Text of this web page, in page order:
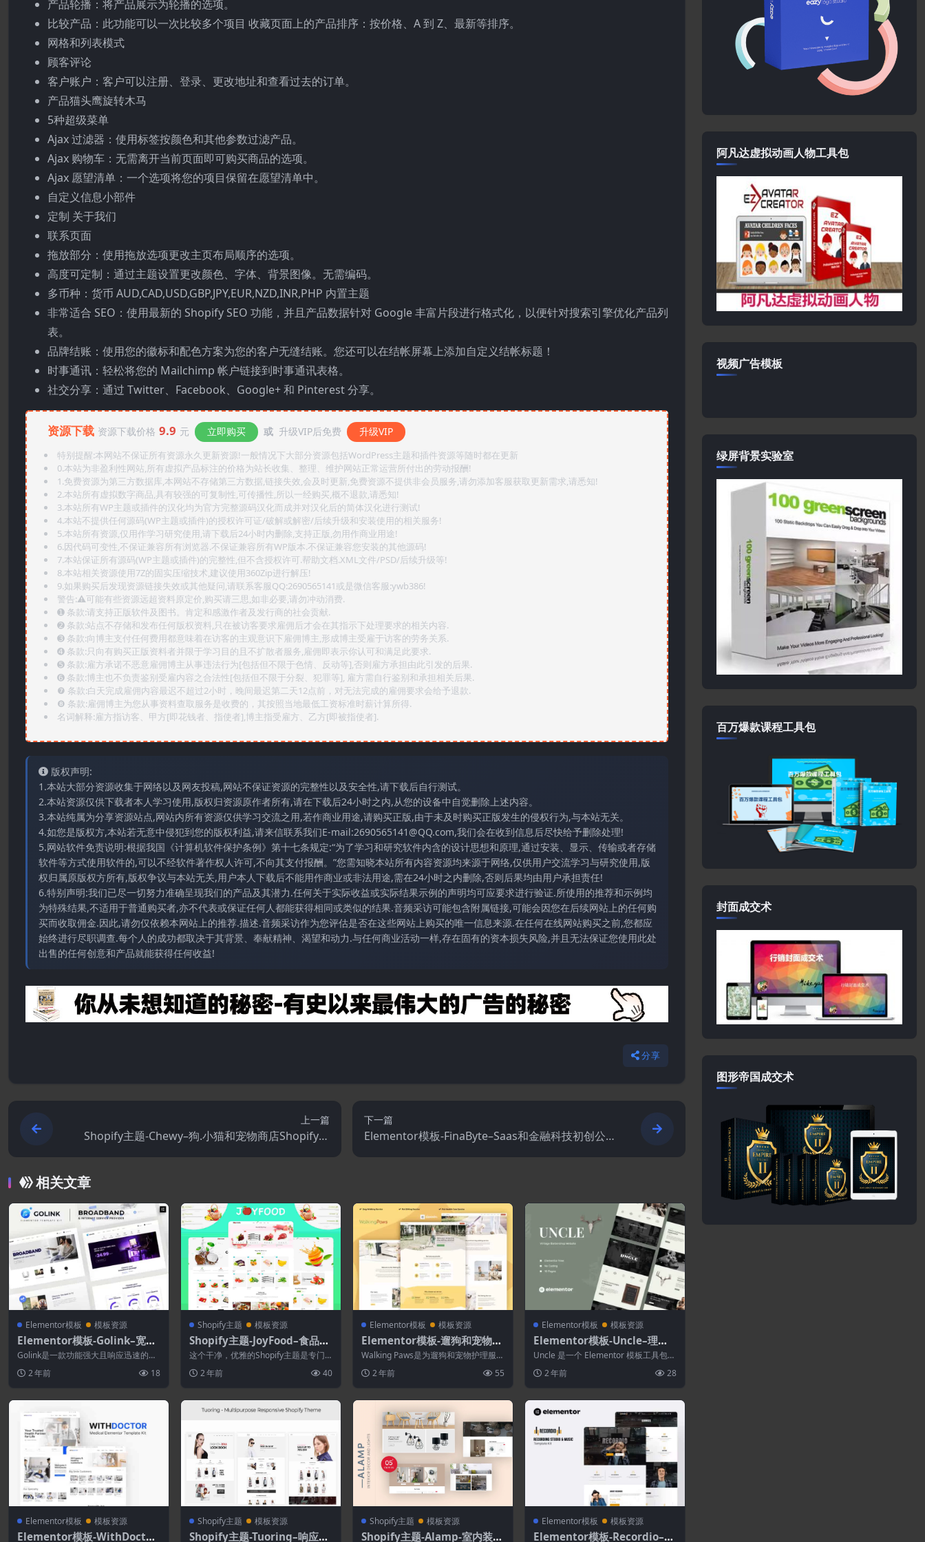
产品轮播：将产品展示为轮播的选项。
比较产品：此功能可以一次比较多个项目 收藏页面上的产品排序：按价格、A 到 Z、最新等排序。
网格和列表模式
顾客评论
客户账户：客户可以注册、登录、更改地址和查看过去的订单。
产品猫头鹰旋转木马
5种超级菜单
Ajax 过滤器：使用标签按颜色和其他参数过滤产品。
Ajax 购物车：无需离开当前页面即可购买商品的选项。
Ajax 愿望清单：一个选项将您的项目保留在愿望清单中。
自定义信息小部件
定制 关于我们
联系页面
拖放部分：使用拖放选项更改主页布局顺序的选项。
高度可定制：通过主题设置更改颜色、字体、背景图像。无需编码。
多币种：货币 AUD,CAD,USD,GBP,JPY,EUR,NZD,INR,PHP 内置主题
非常适合 SEO：使用最新的 Shopify SEO 功能，并且产品数据针对 Google 丰富片段进行格式化，以便针对搜索引擎优化产品列
表。
品牌结账：使用您的徽标和配色方案为您的客户无缝结账。您还可以在结帐屏幕上添加自定义结帐标题！
时事通讯：轻松将您的 Mailchimp 帐户链接到时事通讯表格。
社交分享：通过 Twitter、Facebook、Google+ 和 Pinterest 分享。
资源下载 资源下载价格 9.9 元 立即购买 或 升级VIP后免费 升级VIP
特别提醒:本网站不保证所有资源永久更新资源!一般情况下大部分资源包括WordPress主题和插件资源等随时都在更新
0.本站为非盈利性网站,所有虚拟产品标注的价格为站长收集、整理、维护网站正常运营所付出的劳动报酬!
1.免费资源为第三方数据库,本网站不存储第三方数据,链接失效,会及时更新,免费资源不提供非会员服务,请勿添加客服获取更新需求,请悉知!
2.本站所有虚拟数字商品,具有较强的可复制性,可传播性,所以一经购买,概不退款,请悉知!
3.本站所有WP主题或插件的汉化均为官方完整源码汉化而成并对汉化后的简体汉化进行测试!
4.本站不提供任何源码(WP主题或插件)的授权许可证/破解或解密/后续升级和安装使用的相关服务!
5.本站所有资源,仅用作学习研究使用,请下载后24小时内删除,支持正版,勿用作商业用途!
6.因代码可变性,不保证兼容所有浏览器.不保证兼容所有WP版本.不保证兼容您安装的其他源码!
7.本站保证所有源码(WP主题或插件)的完整性,但不含授权许可.帮助文档.XML文件/PSD/后续升级等!
8.本站相关资源使用7Z的固实压缩技术,建议使用360Zip进行解压!
9.如果购买后发现资源链接失效或其他疑问,请联系客服QQ:2690565141或是微信客服:ywb386!
警告:⚠️可能有些资源远超资料原定价,购买请三思,如非必要,请勿冲动消费.
➊️ 条款:请支持正版软件及图书。肯定和感激作者及发行商的社会贡献.
➋️ 条款:站点不存储和发布任何版权资料,只在被访客要求雇佣后才会在其指示下处理要求的相关内容.
➌️ 条款:向博主支付任何费用都意味着在访客的主观意识下雇佣博主,形成博主受雇于访客的劳务关系.
➍️ 条款:只向有购买正版资料者并限于学习目的且不扩散者服务,雇佣即表示你认可和满足此要求.
➎ 条款:雇方承诺不恶意雇佣博主从事违法行为[包括但不限于色情、反动等],否则雇方承担由此引发的后果.
➏️ 条款:博主也不负责鉴别受雇内容之合法性[包括但不限于分裂、犯罪等], 雇方需自行鉴别和承担相关后果.
❼ 条款:白天完成雇佣内容最迟不超过2小时，晚间最迟第二天12点前，对无法完成的雇佣要求会给予退款.
❽ 条款:雇佣博主为您从事资料查取服务是收费的，其按照当地最低工资标准时薪计算所得.
名词解释:雇方指访客、甲方[即花钱者、指使者],博主指受雇方、乙方[即被指使者].
版权声明:
1.本站大部分资源收集于网络以及网友投稿,网站不保证资源的完整性以及安全性,请下载后自行测试。
2.本站资源仅供下载者本人学习使用,版权归资源原作者所有,请在下载后24小时之内,从您的设备中自觉删除上述内容。
3.本站纯属为分享资源站点,网站内所有资源仅供学习交流之用,若作商业用途,请购买正版,由于未及时购买正版发生的侵权行为,与本站无关。
4.如您是版权方,本站若无意中侵犯到您的版权利益,请来信联系我们E-mail:2690565141@QQ.com,我们会在收到信息后尽快给予删除处理!
5.网站软件免责说明:根据我国《计算机软件保护条例》第十七条规定:“为了学习和研究软件内含的设计思想和原理,通过安装、显示、传输或者存储
软件等方式使用软件的,可以不经软件著作权人许可,不向其支付报酬。”您需知晓本站所有内容资源均来源于网络,仅供用户交流学习与研究使用,版
权归属原版权方所有,版权争议与本站无关,用户本人下载后不能用作商业或非法用途,需在24小时之内删除,否则后果均由用户承担责任!
6.特别声明:我们已尽一切努力准确呈现我们的产品及其潜力.任何关于实际收益或实际结果示例的声明均可应要求进行验证.所使用的推荐和示例均
为特殊结果,不适用于普通购买者,亦不代表或保证任何人都能获得相同或类似的结果.音频采访可能包含附属链接,可能会因您在后续网站上的任何购
买而收取佣金.因此,请勿仅依赖本网站上的推荐.描述.音频采访作为您评估是否在这些网站上购买的唯一信息来源.在任何在线网站购买之前,您都应
始终进行尽职调查.每个人的成功都取决于其背景、奉献精神、渴望和动力.与任何商业活动一样,存在固有的资本损失风险,并且无法保证您使用此处
出售的任何创意和产品就能获得任何收益!
分享
上一篇
Shopify主题-Chewy–狗.小猫和宠物商店Shopify主
题
下一篇
Elementor模板-FinaByte–Saas和金融科技初创公司
Elementor模板套件
相关文章
Elementor模板 模板资源
Elementor模板-Golink–宽带
和互联网服务提供商模板套件
Golink是一款功能强大且响应迅速的元
务提供...
2 年前 18
Shopify主题 模板资源
Shopify主题-JoyFood–食品超
市Shopify主题
这个干净，优雅的Shopify主题是专门
超级适...
2 年前 40
Elementor模板 模板资源
Elementor模板-遛狗和宠物服
务Elementor模板套件
Walking Paws是为遛狗和宠物护理服务
2 年前 55
Elementor模板 模板资源
Elementor模板-Uncle–理发
店Elementor模板套件
Uncle 是一个 Elementor 模板工具包，
2 年前 28
Elementor模板 模板资源
Elementor模板-WithDoctor
Shopify主题 模板资源
Shopify主题-Tuoring–响应式
Shopify主题 模板资源
Shopify主题-Alamp-室内装饰
Elementor模板 模板资源
Elementor模板-Recordio–R
阿凡达虚拟动画人物工具包
视频广告模板
绿屏背景实验室
百万爆款课程工具包
封面成交术
图形帝国成交术